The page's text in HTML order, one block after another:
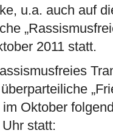
u.a. auch auf
2011 statt.
Oktober
statt: